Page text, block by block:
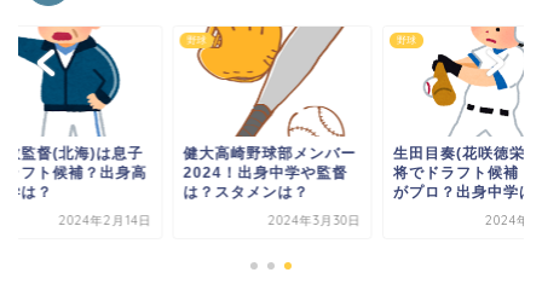
敦監督(北海)は息子
ラフト候補？出身高
学は？
2024年2月14日
野球
健大高崎野球部メンバー
2024！出身中学や監督
は？スタメンは？
2024年3月30日
野球
生田目奏(花咲徳栄)
将でドラフト候補！
がプロ？出身中学は
2024年8